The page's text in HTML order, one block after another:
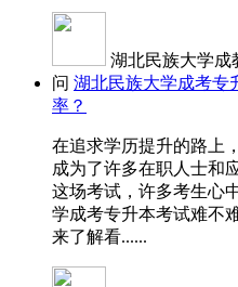
湖北民族大学成
问 湖北民族大学成考专
率？
在追求学历提升的路上
成为了许多在职人士和
这场考试，许多考生心
学成考专升本考试难不
来了解看......